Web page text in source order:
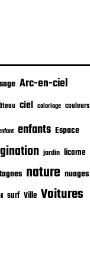
Arc-en-ciel
ciel coloriage couleurs
enfants Espace
jardin licorne
nature nuages
surf Ville Voitures